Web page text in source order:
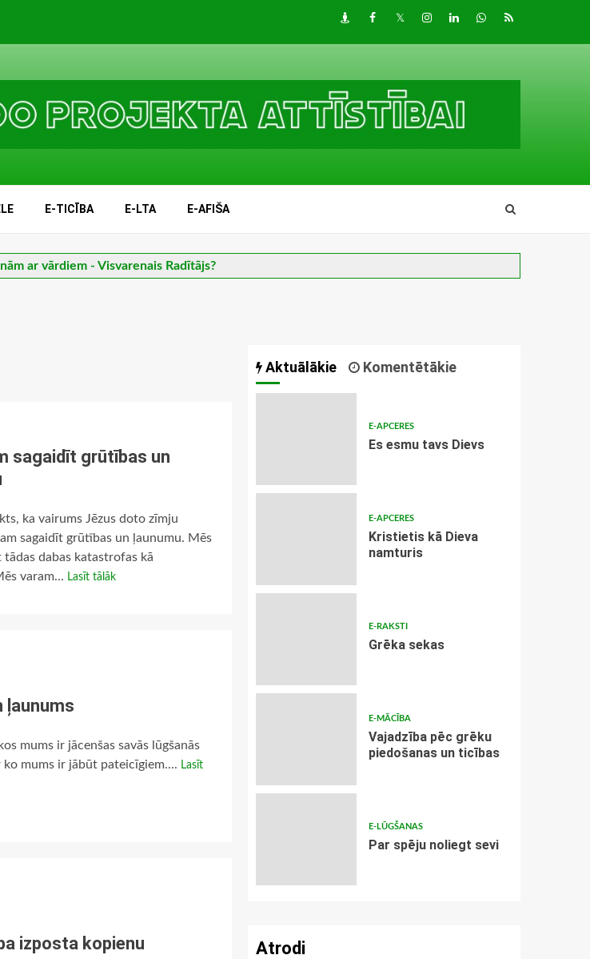
DraugiemFacebook
TwitterInstagram
LinkedInwhatsapp
RSS
E-TICĪBA E-LTA E-AFIŠA
ar vārdiem - Visvarenais Radītājs?
sagaidīt grūtības un
ka vairums Jēzus doto zīmju
sagaidīt grūtības un ļaunumu. Mēs
tādas dabas katastrofas kā
varam... Lasīt tālāk
ļaunums
mums ir jācenšas savās lūgšanās
mums ir jābūt pateicīgiem.... Lasīt
izposta kopienu
Aktuālākie Komentētākie
E-APCERES
Es esmu tavs Dievs
E-APCERES
Kristietis kā Dieva
namturis
E-RAKSTI
Grēka sekas
E-MĀCĪBA
Vajadzība pēc grēku
piedošanas un ticības
E-LŪGŠANAS
Par spēju noliegt sevi
Atrodi